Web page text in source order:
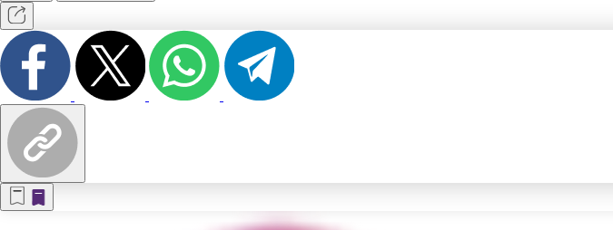
Terakhir yang dicari